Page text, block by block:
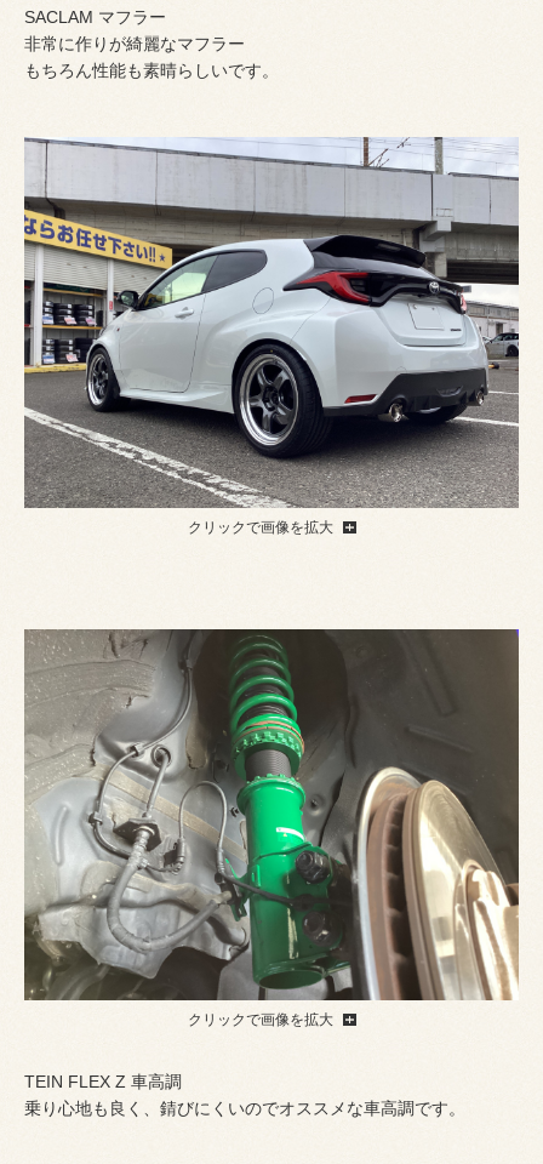
SACLAM マフラー
非常に作りが綺麗なマフラー
もちろん性能も素晴らしいです。
クリックで画像を拡大
クリックで画像を拡大
TEIN FLEX Z 車高調
乗り心地も良く、錆びにくいのでオススメな車高調です。